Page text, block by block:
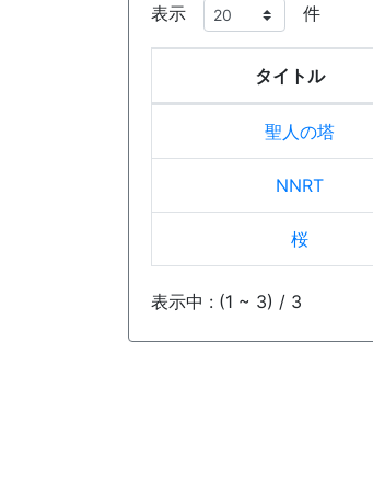
表示 件
タイトル
聖人の塔
NNRT
桜
表示中 : (1 ~ 3) / 3